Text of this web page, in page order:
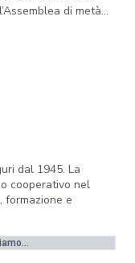
di metà...
dal 1945. La
cooperativo nel
formazione e